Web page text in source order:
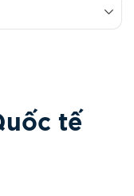
uốc tế